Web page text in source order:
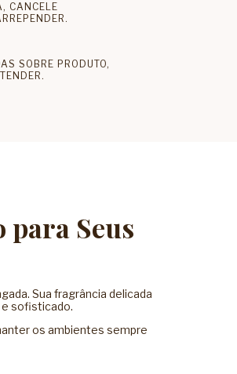
CANCELE
SOBRE PRODUTO,
para Seus
Sua fragrância delicada
e sofisticado.
os ambientes sempre